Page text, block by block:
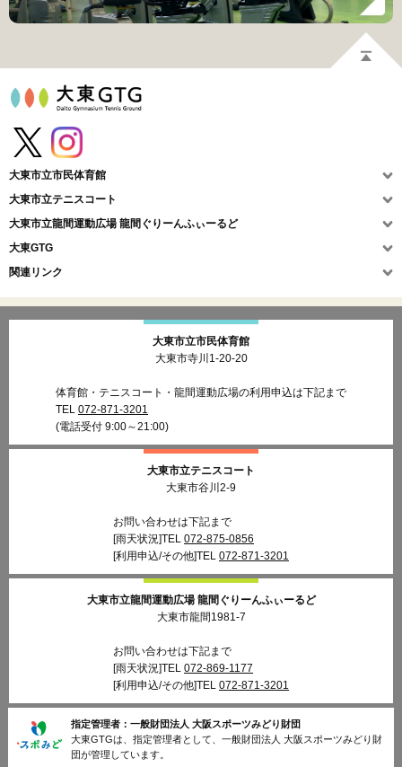
大東市立市民体育館
大東市立テニスコート
大東市立龍間運動広場 龍間ぐりーんふぃーるど
大東GTG
関連リンク
大東市立市民体育館
大東市寺川1-20-20
体育館・テニスコート・龍間運動広場の利用申込は下記まで
TEL 072-871-3201
(電話受付 9:00～21:00)
大東市立テニスコート
大東市谷川2-9
お問い合わせは下記まで
[雨天状況]TEL 072-875-0856
[利用申込/その他]TEL 072-871-3201
大東市立龍間運動広場 龍間ぐりーんふぃーるど
大東市龍間1981-7
お問い合わせは下記まで
[雨天状況]TEL 072-869-1177
[利用申込/その他]TEL 072-871-3201
指定管理者： 一般財団法人 大阪スポーツみどり財団
大東GTGは、指定管理者として、一般財団法人 大阪スポーツみどり財
団が管理しています。